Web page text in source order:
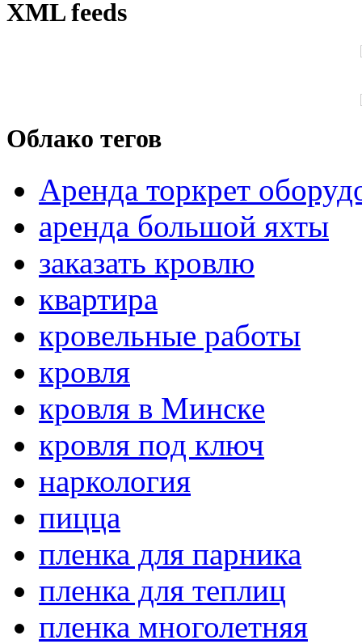
XML feeds
Облако тегов
Аренда торкрет
аренда большой яхты
заказать кровлю
квартира
кровельные работы
кровля
кровля в Минске
кровля под ключ
наркология
пицца
пленка для парника
пленка для теплиц
пленка многолетняя